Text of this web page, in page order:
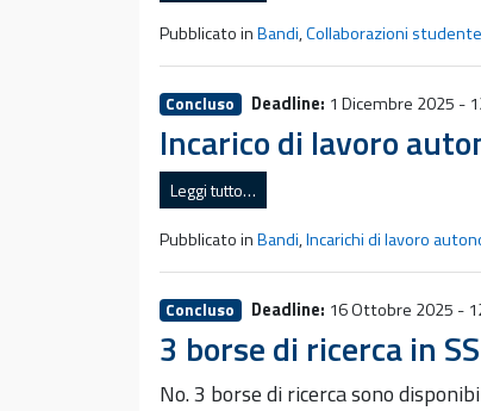
Pubblicato inBandi,Collaborazioni
Concluso Deadline: 1 Dicembre 2025 -
Incarico di lavoro
Leggi tutto…
Pubblicato inBandi,Incarichi di lavoro
Concluso Deadline: 16 Ottobre 2025 -
3 borse di ricerca in
No. 3 borse di ricerca sono